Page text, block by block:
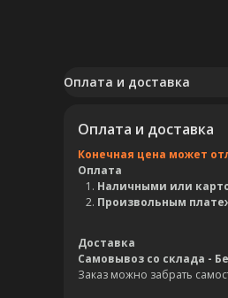
Оплата и доставка
Оплата и доставка
Конечная цена может
Оплата
Наличными или
Произвольным
Доставка
Самовывоз со склада -
Заказ можно забрать